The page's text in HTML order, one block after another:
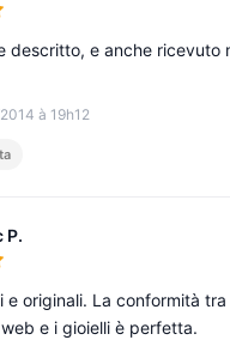
à 19h12
descritto, e anche ricevuto
P.
e originali. La conformità tra
e i gioielli è perfetta.